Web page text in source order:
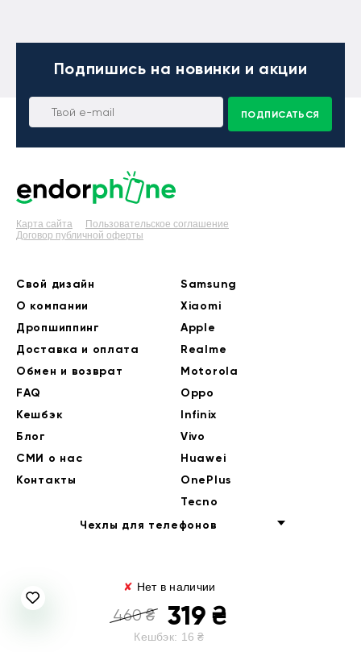
✘ Нет в наличии
460₴ 319 ₴
Кешбэк: 16 ₴
Подпишись на новинки и акции
ПОДПИСАТЬСЯ
Карта сайта
Пользовательское соглашение
Договор публичной оферты
Свой дизайн
О компании
Дропшиппинг
Доставка и оплата
Обмен и возврат
FAQ
Кешбэк
Блог
СМИ о нас
Контакты
Samsung
Xiaomi
Apple
Realme
Motorola
Oppo
Infinix
Vivo
Huawei
OnePlus
Tecno
Чехлы для телефонов